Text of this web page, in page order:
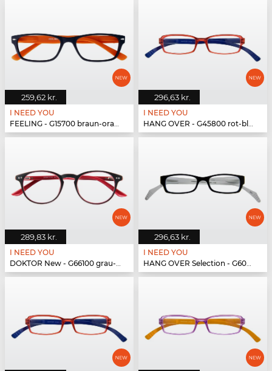
259,62 kr.
I NEED YOU
FEELING - G15700 braun-orange
296,63 kr.
I NEED YOU
HANG OVER - G45800 rot-blau
289,83 kr.
I NEED YOU
DOKTOR New - G66100 grau-rot
296,63 kr.
I NEED YOU
HANG OVER Selection - G60200 schwarz-weiß